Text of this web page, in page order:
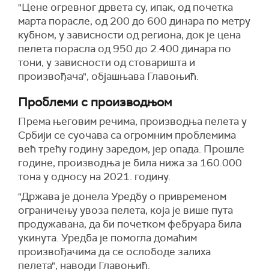
"Цене огревног дрвета су, ипак, од почетка
марта порасле, од 200 до 600 динара по метру
кубном, у зависности од региона, док је цена
пелета порасла од 950 до 2.400 динара по
тони, у зависности од стоваришта и
произвођача", објашњава Главоњић.
Проблеми с производњом
Према његовим речима, производња пелета у
Србији се суочава са огромним проблемима
већ трећу годину заредом, јер опада. Прошле
године, производња је била нижа за 160.000
тона у односу на 2021. годину.
"Држава је донела Уредбу о привременом
ограничењу увоза пелета, која је више пута
продужавана, да би почетком фебруара била
укинута. Уредба је помогла домаћим
произвођачима да се ослободе залиха
пелета", наводи Главоњић.